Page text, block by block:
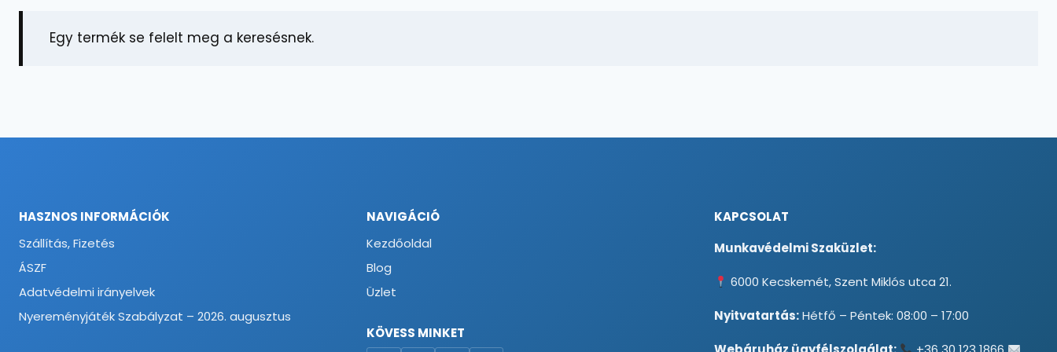
Egy termék se felelt meg a keresésnek.
HASZNOS INFORMÁCIÓK
Szállítás, Fizetés
ÁSZF
Adatvédelmi irányelvek
Nyereményjáték Szabályzat – 2026. augusztus
NAVIGÁCIÓ
Kezdőoldal
Blog
Üzlet
KÖVESS MINKET
KAPCSOLAT
Munkavédelmi Szaküzlet:
6000 Kecskemét, Szent Miklós utca 21.
Nyitvatartás:Hétfő – Péntek: 08:00 – 17:00